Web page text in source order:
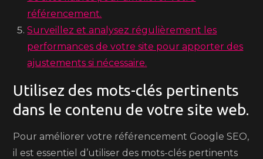
référencement.
Surveillez et analysez régulièrement les
performances de votre site pour apporter des
ajustements si nécessaire.
Utilisez des mots-clés pertinents
dans le contenu de votre site web.
Pour améliorer votre référencement Google SEO,
il est essentiel d’utiliser des mots-clés pertinents